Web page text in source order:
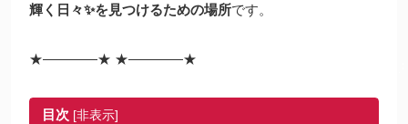
輝く日々✨を見つけるための場所です。
★――――★ ★――――★
目次 [非表示]